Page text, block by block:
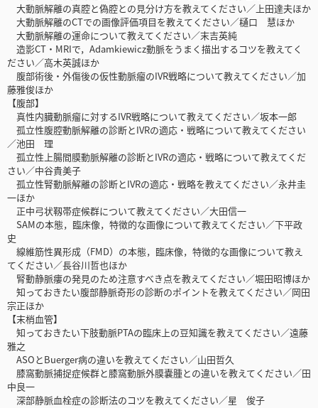
大動脈解離の真腔と偽腔との見分け方を教えてください／上田達夫ほか
大動脈解離のCTでの画像評価項目を教えてください／樋口 慧ほか
大動脈解離の運命について教えてください／末吉英純
造影CT・MRIで，Adamkiewicz動脈をうまく描出するコツを教えてく
ださい／高木英誠ほか
腹部術後・外傷後の仮性動脈瘤のIVR戦略について教えてください／加
藤雅俊ほか
【腹部】
真性内臓動脈瘤に対するIVR戦略について教えてください／坂本一郎
孤立性腹腔動脈解離の診断とIVRの適応・戦略について教えてください
／池田 理
孤立性上腸間膜動脈解離の診断とIVRの適応・戦略について教えてくだ
さい／中谷貴美子
孤立性腎動脈解離の診断とIVRの適応・戦略を教えてください／永井圭
一ほか
正中弓状靱帯症候群について教えてください／大田信一
SAMの本態，臨床像，特徴的な画像について教えてください／下平政
史
線維筋性異形成（FMD）の本態，臨床像，特徴的な画像について教え
てください／長谷川哲也ほか
腎動静脈瘻の発見のため注意すべき点を教えてください／堀田昭博ほか
知っておきたい腹部静脈奇形の診断のポイントを教えてください／岡田
宗正ほか
【末梢血管】
知っておきたい下肢動脈PTAの臨床上の豆知識を教えてください／遠藤
雅之
ASOとBuerger病の違いを教えてください／山田哲久
膝窩動脈捕捉症候群と膝窩動脈外膜嚢腫との違いを教えてください／田
中良一
深部静脈血栓症の診断法のコツを教えてください／星 俊子